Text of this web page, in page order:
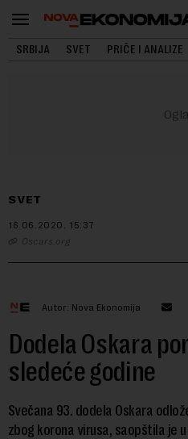
SRBIJA SVET PRIČE I ANALIZE
SVET
16.06.2020. 15:37
Oscars.org
Autor: Nova Ekonomija
Dodela Oskara
sledeće godine
Svečana 93. dodela Oskara
zbog korona virusa, saopštila je